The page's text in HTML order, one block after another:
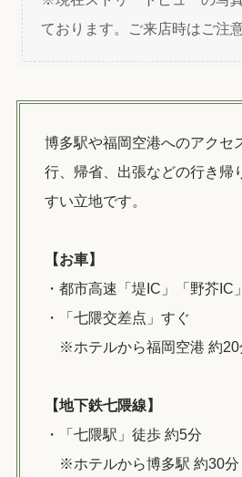
ております。ご来店時はご注
博多駅や福岡空港へのアクセ
行、帰省、出張などの行き帰
すい立地です。
【お車】
・都市高速「堤IC」「野芥IC
・「七隈交差点」すぐ
※ホテルから福岡空港 約20
【地下鉄七隈線】
・「七隈駅」徒歩 約5分
※ホテルから博多駅 約30分